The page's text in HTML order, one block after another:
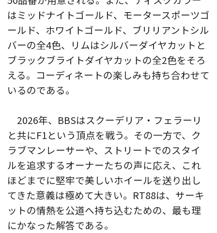
はミッドナイトゴールド、モータースポーツゴ
ールド、ホワイトゴールド、ブリリアントシル
バーの全4色、リムはシルバーダイヤカットと
ブラックブライトダイヤカットの全2色をそろ
える。コーディネートの楽しみも持ち合わせて
いるのである。
2026年、BBSはスクーデリア・フェラーリ
と共にF1という頂点を戦う。その一方で、ク
ラブマンレーサーや、ストリートでのスタイ
ルを追求するオーナーたちの声に応え、これ
ほどまでに堅牢で美しいホイールを送り出し
てきた意義は極めて大きい。RT88は、サーキ
ットの情熱を公道へ持ち込むための、最も理
にかなった解答である。